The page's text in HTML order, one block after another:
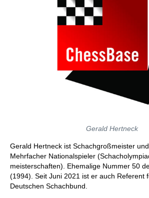
Gerald Hertneck
Gerald Hertneck ist Schachgroßmeister
Mehrfacher Nationalspieler
meisterschaften). Ehemalige Nummer 50
(1994). Seit Juni 2021 ist er auch Referent
Deutschen Schachbund.